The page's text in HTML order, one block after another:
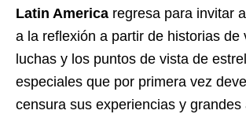
Latin America regresa para invitar
a la reflexión a partir de historias de
luchas y los puntos de vista de
especiales que por primera vez
censura sus experiencias y grandes